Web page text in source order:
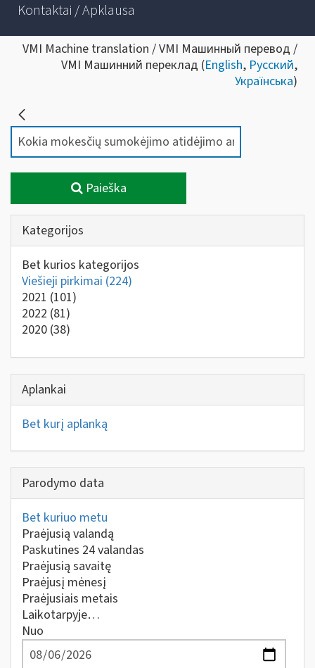
Kontaktai / Apklausa
VMI Machine translation / VMI Машинный перевод /
VMI Машинний переклад (English, Русский,
Українська)
Paieška
Kategorijos
Bet kurios kategorijos
Viešieji pirkimai (224)
2021 (101)
2022 (81)
2020 (38)
Aplankai
Bet kurį aplanką
Parodymo data
Bet kuriuo metu
Praėjusią valandą
Paskutines 24 valandas
Praėjusią savaitę
Praėjusį mėnesį
Praėjusiais metais
Laikotarpyje…
Nuo